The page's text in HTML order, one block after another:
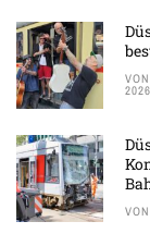
VON
2026
VON